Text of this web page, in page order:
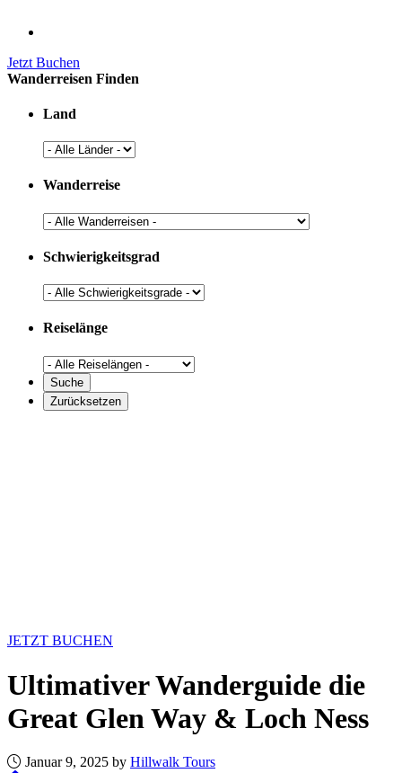
Jetzt Buchen
Wanderreisen Finden
Land
Wanderreise
Schwierigkeitsgrad
Reiselänge
JETZT BUCHEN
Ultimativer Wanderguide die
Great Glen Way & Loch Ness
Januar 9, 2025 by Hillwalk Tours